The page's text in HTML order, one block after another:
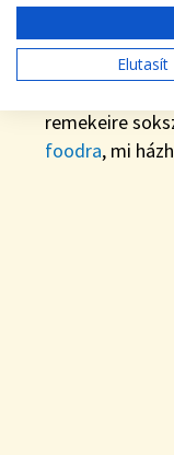
arányban,
Bulgáriában
gondolat, és
remekeire
foodra, mi
Elutasít